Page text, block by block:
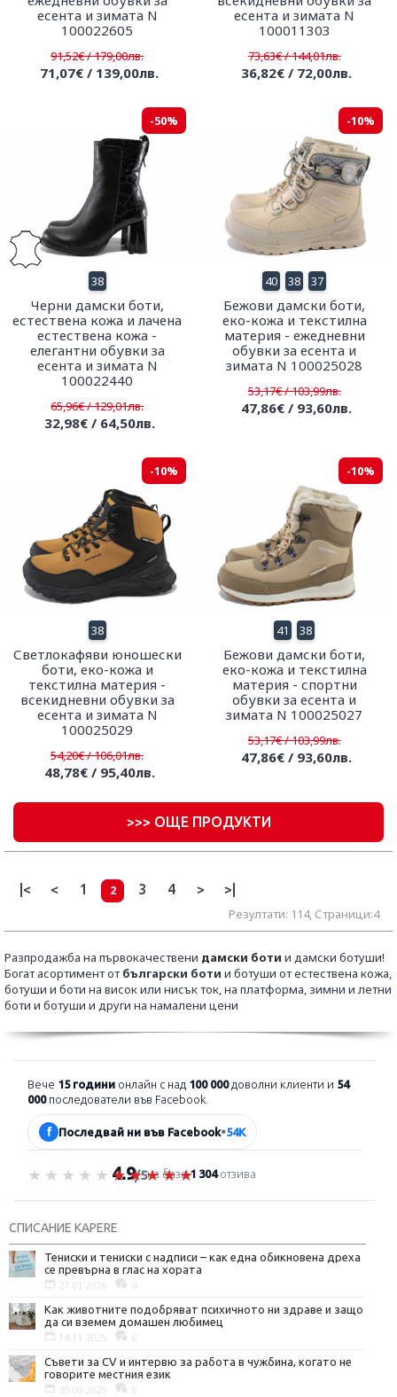
есента и зимата N
100022605
91,52€ / 179,00лв.
71,07€ / 139,00лв.
есента и зимата N
100011303
73,63€ / 144,01лв.
36,82€ / 72,00лв.
-50%
38
Черни дамски боти,
естествена кожа и лачена
естествена кожа -
елегантни обувки за
есента и зимата N
100022440
65,96€ / 129,01лв.
32,98€ / 64,50лв.
-10%
40 38 37
Бежови дамски боти,
еко-кожа и текстилна
материя - ежедневни
обувки за есента и
зимата N 100025028
53,17€ / 103,99лв.
47,86€ / 93,60лв.
-10%
38
Светлокафяви юношески
боти, еко-кожа и
текстилна материя -
всекидневни обувки за
есента и зимата N
100025029
54,20€ / 106,01лв.
48,78€ / 95,40лв.
-10%
41 38
Бежови дамски боти,
еко-кожа и текстилна
материя - спортни
обувки за есента и
зимата N 100025027
53,17€ / 103,99лв.
47,86€ / 93,60лв.
>>> ОЩЕ ПРОДУКТИ
|< < 1 2 3 4 >
>|
Резултати: 114, Страници:4
Разпродажба на първокачествени дамски боти и дамски ботуши!
Богат асортимент отбългарски боти и ботуши от естествена кожа,
ботуши и боти на висок или нисък ток, на платформа, зимни и летни
боти и ботуши и други на намалени цени
Вече 15 години онлайн с над 100 000доволни клиенти и 54
000последователи във Facebook.
f Последвай ни във Facebook•54K
Оценка 4.9 от 5
4.9/5на база1 304отзива
СПИСАНИЕ KAPERE
Тениски и тениски с надписи – как една обикновена дреха
се превърна в глас на хората
27.01.2026 0
Как животните подобряват психичното ни здраве и защо
да си вземем домашен любимец
14.11.2025 0
Съвети за CV и интервю за работа в чужбина, когато не
говорите местния език
30.09.2025 0